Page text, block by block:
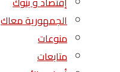
الجمهورية معاك
منوعات
متابعات